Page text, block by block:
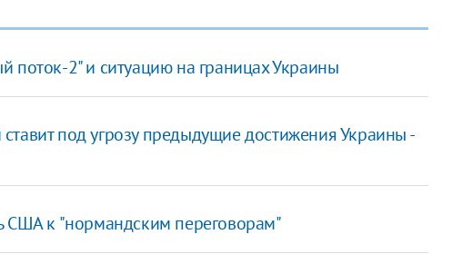
поток-2" и ситуацию на границах Украины
под угрозу предыдущие достижения Украины -
США к "нормандским переговорам"